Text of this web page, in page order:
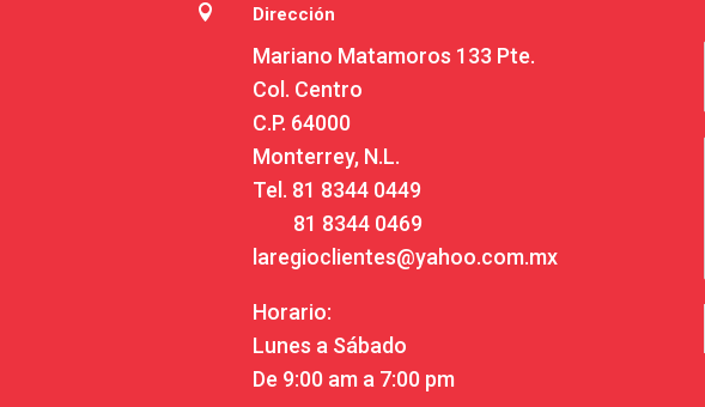
 Dirección
Mariano Matamoros 133 Pte.
Col. Centro
C.P. 64000
Monterrey, N.L.
Tel. 81 8344 0449
81 8344 0469
laregioclientes@yahoo.com.mx
Horario:
Lunes a Sábado
De 9:00 am a 7:00 pm